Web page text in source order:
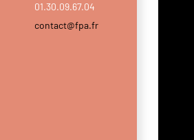
01.30.09.67.04
contact@fpa.fr